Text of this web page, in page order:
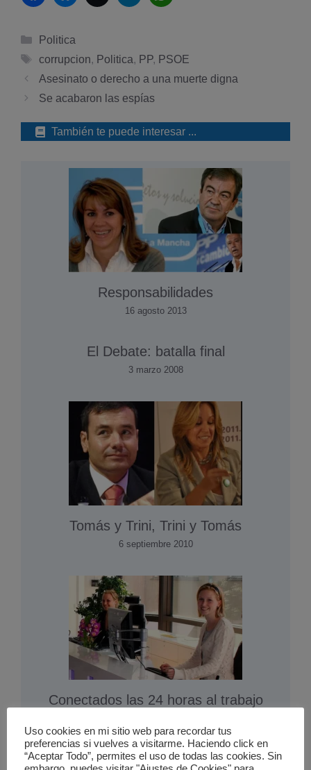
Categorías
Politica
Etiquetas
corrupcion, Politica, PP, PSOE
Asesinato o derecho a una muerte digna
Se acabaron las espí­as
También te puede interesar ...
Responsabilidades
16 agosto 2013
El Debate: batalla final
3 marzo 2008
Tomás y Trini, Trini y Tomás
6 septiembre 2010
Conectados las 24 horas al trabajo
Uso cookies en mi sitio web para recordar tus
preferencias si vuelves a visitarme. Haciendo click en
“Aceptar Todo”, permites el uso de todas las cookies. Sin